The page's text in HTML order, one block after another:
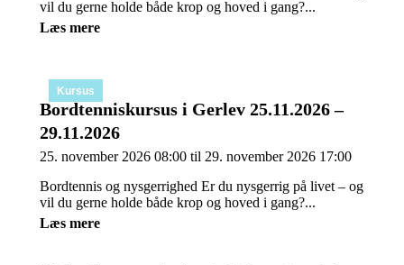
vil du gerne holde både krop og hoved i gang?...
Læs mere
Kursus
Bordtenniskursus i Gerlev 25.11.2026 –
29.11.2026
25. november 2026 08:00 til 29. november 2026 17:00
Bordtennis og nysgerrighed Er du nysgerrig på livet – og
vil du gerne holde både krop og hoved i gang?...
Læs mere